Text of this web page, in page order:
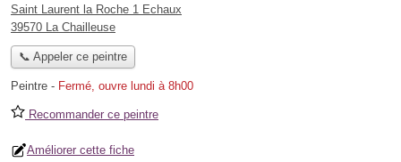
Saint Laurent la Roche 1 Echaux
39570 La Chailleuse
📞 Appeler ce peintre
Peintre - Fermé, ouvre lundi à 8h00
Recommander ce peintre
Améliorer cette fiche